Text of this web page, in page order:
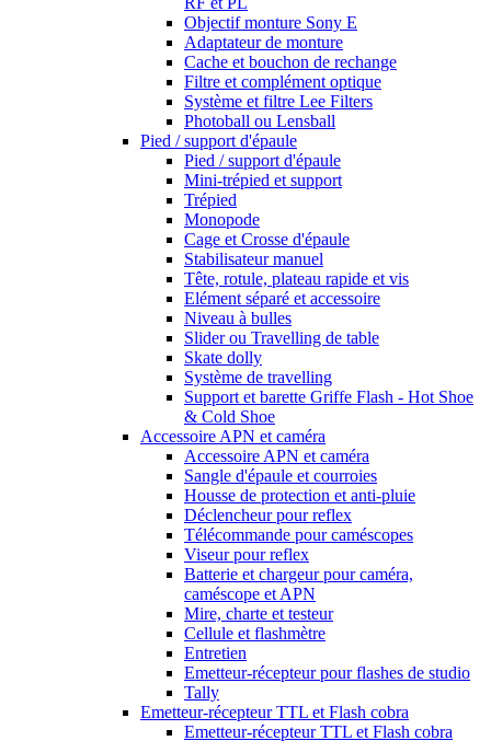
Objectif monture Sony E
Adaptateur de monture
Cache et bouchon de rechange
Filtre et complément optique
Système et filtre Lee Filters
Photoball ou Lensball
Pied / support d'épaule
Pied / support d'épaule
Mini-trépied et support
Trépied
Monopode
Cage et Crosse d'épaule
Stabilisateur manuel
Tête, rotule, plateau rapide et vis
Elément séparé et accessoire
Niveau à bulles
Slider ou Travelling de table
Skate dolly
Système de travelling
Support et barette Griffe Flash - Hot Shoe
& Cold Shoe
Accessoire APN et caméra
Accessoire APN et caméra
Sangle d'épaule et courroies
Housse de protection et anti-pluie
Déclencheur pour reflex
Télécommande pour caméscopes
Viseur pour reflex
Batterie et chargeur pour caméra,
caméscope et APN
Mire, charte et testeur
Cellule et flashmètre
Entretien
Emetteur-récepteur pour flashes de studio
Tally
Emetteur-récepteur TTL et Flash cobra
Emetteur-récepteur TTL et Flash cobra